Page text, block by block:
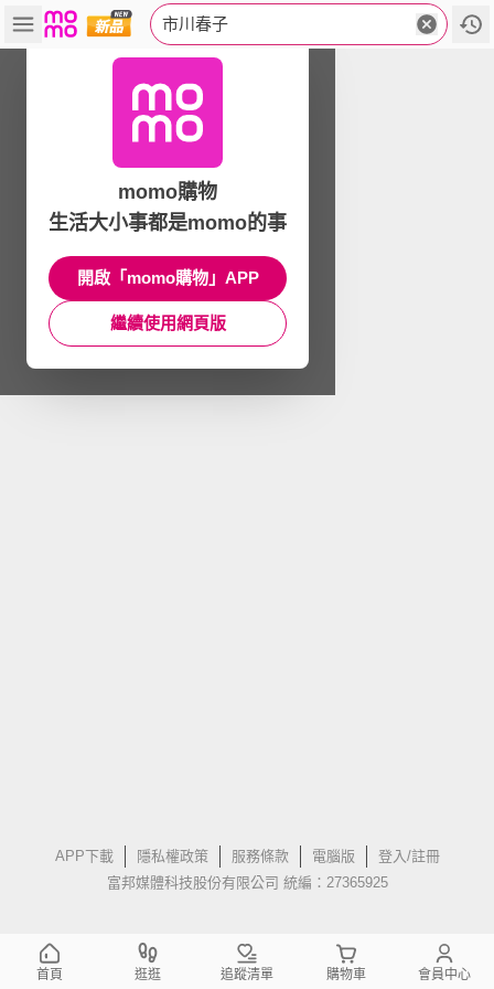
市川春子
APP下載 隱私權政策 服務條款 電腦版
登入/註冊
富邦媒體科技股份有限公司 統編：27365925
momo購物
生活大小事都是momo的事
開啟「momo購物」APP
繼續使用網頁版
首頁 逛逛 追蹤清單 購物車 會員中心